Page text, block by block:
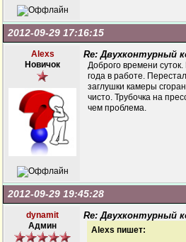
2012-09-29 17:16:15
Alexs
Новичок
Re: Двухконтурный
Доброго времени
года в работе.
заглушки камеры
чисто. Трубочка на
чем проблема.
2012-09-29 19:45:28
dynamit
Админ
Re: Двухконтурный
Alexs пишет: